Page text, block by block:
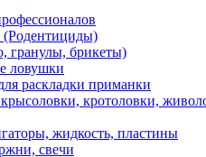
(Родентициды)
гранулы, брикеты)
ловушки
раскладки приманки
кротоловки,
жидкость, пластины
свечи